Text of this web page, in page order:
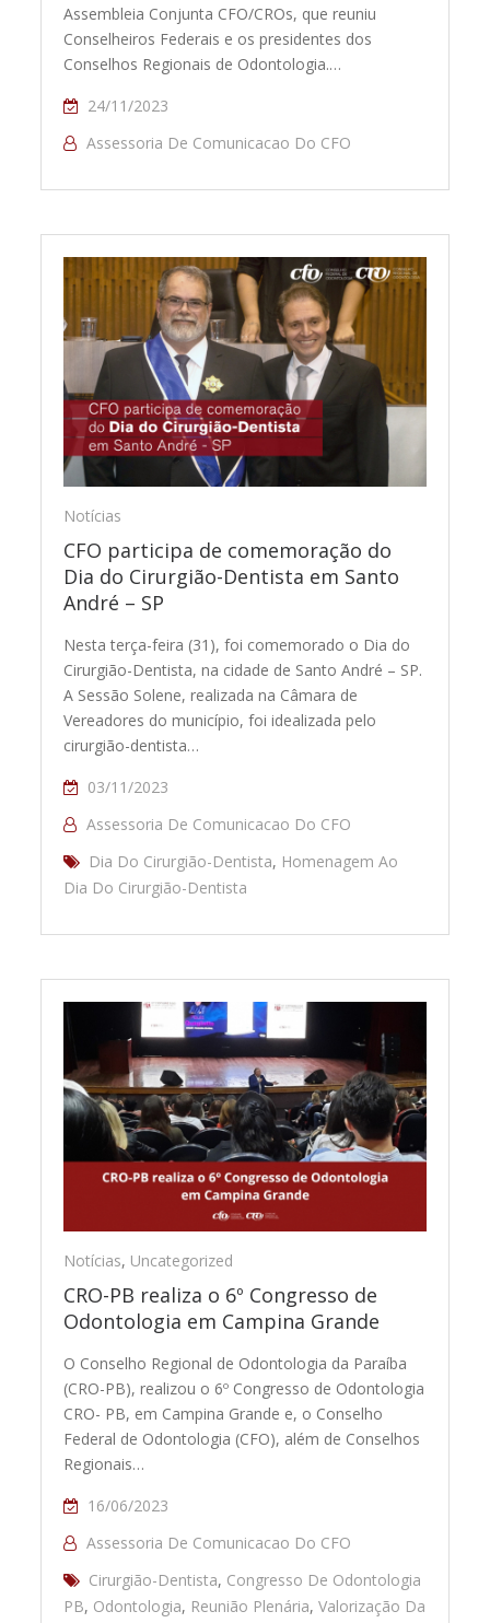
Assembleia Conjunta CFO/CROs, que reuniu
Conselheiros Federais e os presidentes dos
Conselhos Regionais de Odontologia.…
24/11/2023
Assessoria De Comunicacao Do CFO
Notícias
CFO participa de comemoração do
Dia do Cirurgião-Dentista em Santo
André – SP
Nesta terça-feira (31), foi comemorado o Dia do
Cirurgião-Dentista, na cidade de Santo André – SP.
A Sessão Solene, realizada na Câmara de
Vereadores do município, foi idealizada pelo
cirurgião-dentista…
03/11/2023
Assessoria De Comunicacao Do CFO
Dia Do Cirurgião-Dentista, Homenagem Ao
Dia Do Cirurgião-Dentista
Notícias, Uncategorized
CRO-PB realiza o 6º Congresso de
Odontologia em Campina Grande
O Conselho Regional de Odontologia da Paraíba
(CRO-PB), realizou o 6º Congresso de Odontologia
CRO- PB, em Campina Grande e, o Conselho
Federal de Odontologia (CFO), além de Conselhos
Regionais…
16/06/2023
Assessoria De Comunicacao Do CFO
Cirurgião-Dentista, Congresso De Odontologia
PB, Odontologia, Reunião Plenária,Valorização Da